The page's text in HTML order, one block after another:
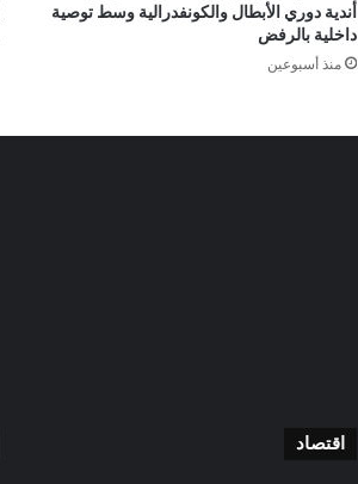
أندية دوري الأبطال والكونفدرالية وسط توصية
داخلية بالرفض
منذ أسبوعين
اقتصاد